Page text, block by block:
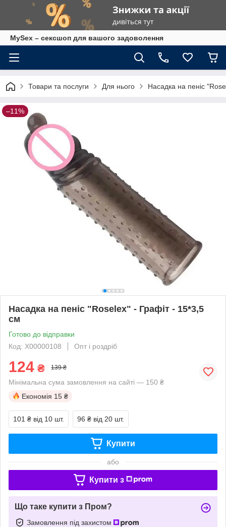
MySex – сексшоп для вашого задоволення
Товари та послуги Для нього Насадка на пеніс
–11%
Насадка на пеніс "Roselex" - Графіт - 15*3,5
см
Готово до відправки
Код: X00000108
Опт і роздріб
124 ₴ 139 ₴
Мінімальна сума замовлення на сайті — 150 ₴
Економія 15 ₴
101 ₴ від 10 шт. 96 ₴ від 20 шт.
Купити
або
Купити з
Що таке купити з Пром?
Замовлення під захистом